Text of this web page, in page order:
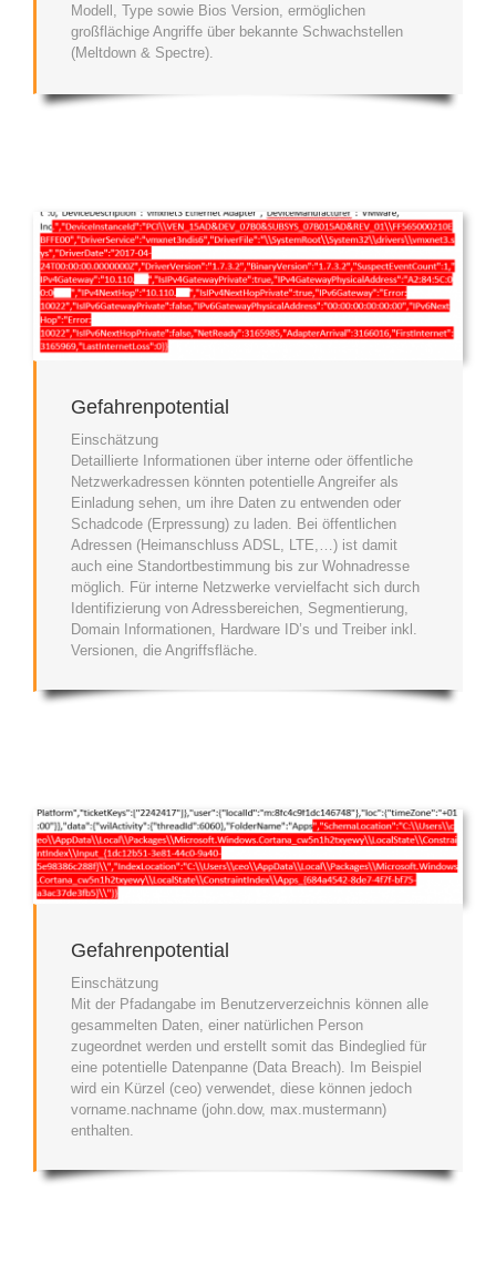
Modell, Type sowie Bios Version, ermöglichen
großflächige Angriffe über bekannte Schwachstellen
(Meltdown & Spectre).
Gefahrenpotential
Einschätzung
Detaillierte Informationen über interne oder öffentliche
Netzwerkadressen könnten potentielle Angreifer als
Einladung sehen, um ihre Daten zu entwenden oder
Schadcode (Erpressung) zu laden. Bei öffentlichen
Adressen (Heimanschluss ADSL, LTE,…) ist damit
auch eine Standortbestimmung bis zur Wohnadresse
möglich. Für interne Netzwerke vervielfacht sich durch
Identifizierung von Adressbereichen, Segmentierung,
Domain Informationen, Hardware ID’s und Treiber inkl.
Versionen, die Angriffsfläche.
Gefahrenpotential
Einschätzung
Mit der Pfadangabe im Benutzerverzeichnis können alle
gesammelten Daten, einer natürlichen Person
zugeordnet werden und erstellt somit das Bindeglied für
eine potentielle Datenpanne (Data Breach). Im Beispiel
wird ein Kürzel (ceo) verwendet, diese können jedoch
vorname.nachname (john.dow, max.mustermann)
enthalten.